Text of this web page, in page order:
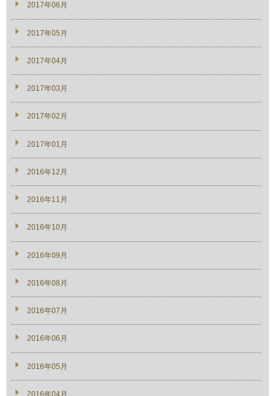
2017年06月
2017年05月
2017年04月
2017年03月
2017年02月
2017年01月
2016年12月
2016年11月
2016年10月
2016年09月
2016年08月
2016年07月
2016年06月
2016年05月
2016年04月